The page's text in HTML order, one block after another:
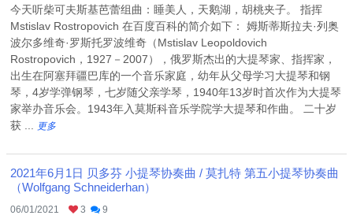
今天听柴可夫斯基芭蕾组曲：睡美人，天鹅湖，胡桃夹子。 指挥
Mstislav Rostropovich 在百度百科的简介如下： 姆斯蒂斯拉夫·列奥
波尔多维奇·罗斯托罗波维奇（Mstislav Leopoldovich
Rostropovich，1927－2007），俄罗斯杰出的大提琴家、指挥家，
出生在阿塞拜疆巴库的一个音乐家庭，幼年从父母学习大提琴和钢
琴，4岁学弹钢琴，七岁随父亲学琴，1940年13岁时首次作为大提琴
家举办音乐会。1943年入莫斯科音乐学院学大提琴和作曲。 二十岁
获 ...
更多
2021年6月1日 贝多芬 小提琴协奏曲 / 莫扎特 第五小提琴协奏曲
（Wolfgang Schneiderhan）
06/01/2021 3 9